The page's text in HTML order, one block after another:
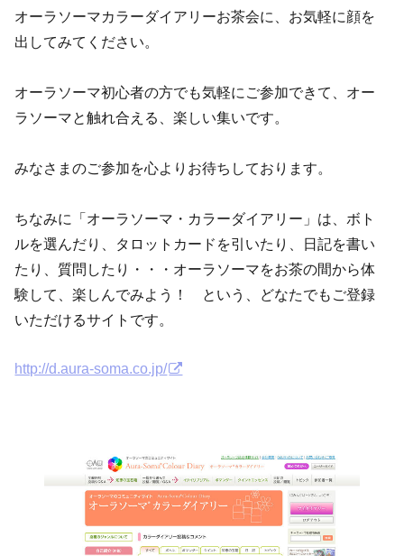
オーラソーマカラーダイアリーお茶会に、お気軽に顔を
出してみてください。
オーラソーマ初心者の方でも気軽にご参加できて、オー
ラソーマと触れ合える、楽しい集いです。
みなさまのご参加を心よりお待ちしております。
ちなみに「オーラソーマ・カラーダイアリー」は、ボト
ルを選んだり、タロットカードを引いたり、日記を書い
たり、質問したり・・・オーラソーマをお茶の間から体
験して、楽しんでみよう！ という、どなたでもご登録
いただけるサイトです。
http://d.aura-soma.co.jp/